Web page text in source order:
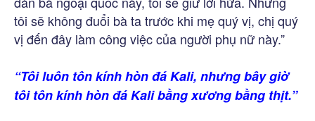
tôi sẽ không đuổi bà ta trước khi mẹ quý vị, chị quý
vị đến đây làm công việc của người phụ nữ này.”
“Tôi luôn tôn kính hòn đá Kali, nhưng bây giờ
tôi tôn kính hòn đá Kali bằng xương bằng thịt.”